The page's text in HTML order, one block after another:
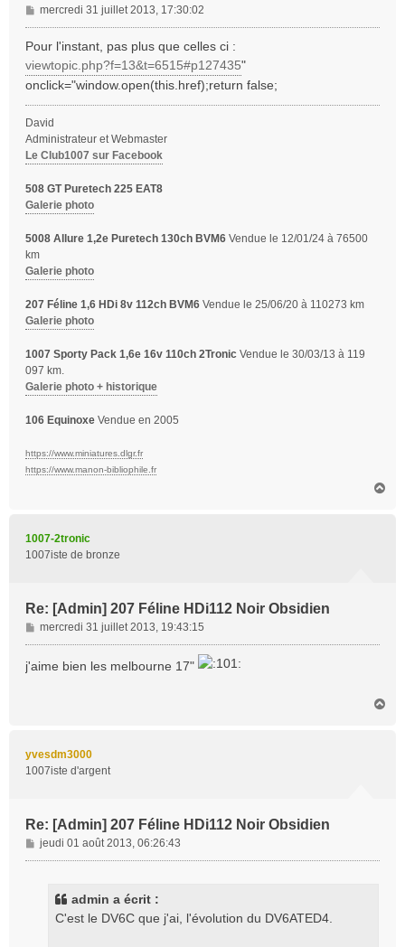
M
e
s
a
g
e
mercredi 31 juillet 2013, 17:30:02
Pour l'instant, pas plus que celles ci :
viewtopic.php?f=13&t=6515#p127435"
onclick="window.open(this.href);return false;
David
Administrateur et Webmaster
Le Club1007 sur Facebook
508 GT Puretech 225 EAT8
Galerie photo
5008 Allure 1,2e Puretech 130ch BVM6 Vendue le 12/01/24 à 76500
km
Galerie photo
207 Féline 1,6 HDi 8v 112ch BVM6 Vendue le 25/06/20 à 110273 km
Galerie photo
1007 Sporty Pack 1,6e 16v 110ch 2Tronic Vendue le 30/03/13 à 119
097 km.
Galerie photo + historique
106 Equinoxe Vendue en 2005
https://www.miniatures.dlgr.fr
https://www.manon-bibliophile.fr
1007-2tronic
1007iste de bronze
Re: [Admin] 207 Féline HDi112 Noir Obsidien
M
e
s
mercredi 31 juillet 2013, 19:43:15
j'aime bien les melbourne 17"
yvesdm3000
1007iste d'argent
Re: [Admin] 207 Féline HDi112 Noir Obsidien
M
e
jeudi 01 août 2013, 06:26:43
admin a écrit :
C'est le DV6C que j'ai, l'évolution du DV6ATED4.